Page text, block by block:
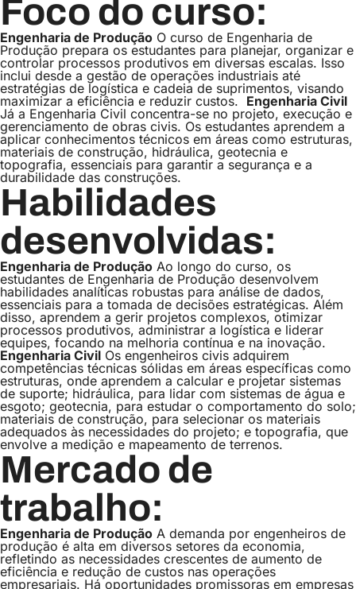
Foco do curso:
Engenharia de Produção O curso de Engenharia de
Produção prepara os estudantes para planejar, organizar e
controlar processos produtivos em diversas escalas. Isso
inclui desde a gestão de operações industriais até
estratégias de logística e cadeia de suprimentos, visando
maximizar a eficiência e reduzir custos. Engenharia Civil
Já a Engenharia Civil concentra-se no projeto, execução e
gerenciamento de obras civis. Os estudantes aprendem a
aplicar conhecimentos técnicos em áreas como estruturas,
materiais de construção, hidráulica, geotecnia e
topografia, essenciais para garantir a segurança e a
durabilidade das construções.
Habilidades
desenvolvidas:
Engenharia de Produção Ao longo do curso, os
estudantes de Engenharia de Produção desenvolvem
habilidades analíticas robustas para análise de dados,
essenciais para a tomada de decisões estratégicas. Além
disso, aprendem a gerir projetos complexos, otimizar
processos produtivos, administrar a logística e liderar
equipes, focando na melhoria contínua e na inovação.
Engenharia Civil Os engenheiros civis adquirem
competências técnicas sólidas em áreas específicas como
estruturas, onde aprendem a calcular e projetar sistemas
de suporte; hidráulica, para lidar com sistemas de água e
esgoto; geotecnia, para estudar o comportamento do solo;
materiais de construção, para selecionar os materiais
adequados às necessidades do projeto; e topografia, que
envolve a medição e mapeamento de terrenos.
Mercado de
trabalho:
Engenharia de Produção A demanda por engenheiros de
produção é alta em diversos setores da economia,
refletindo as necessidades crescentes de aumento de
eficiência e redução de custos nas operações
empresariais. Há oportunidades promissoras em empresas